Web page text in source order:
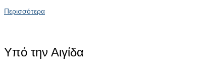
Περισσότερα
Υπό την Αιγίδα